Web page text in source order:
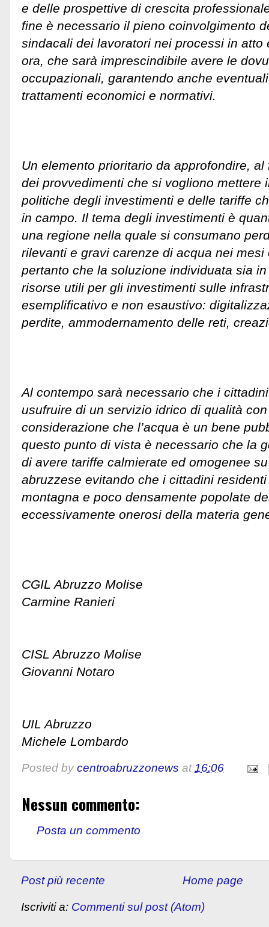
e delle prospettive di crescita
fine è necessario il pieno coinvolgimento
sindacali dei lavoratori nei processi in atto
ora, che sarà imprescindibile avere le
occupazionali, garantendo anche
trattamenti economici e normativi.
Un elemento prioritario da approfondire,
dei provvedimenti che si vogliono mettere
politiche degli investimenti e delle tariffe
in campo. Il tema degli investimenti è
una regione nella quale si consumano
rilevanti e gravi carenze di acqua nei mesi
pertanto che la soluzione individuata sia
risorse utili per gli investimenti sulle
esemplificativo e non esaustivo:
perdite, ammodernamento delle reti,
Al contempo sarà necessario che i
usufruire di un servizio idrico di qualità
considerazione che l’acqua è un bene
questo punto di vista è necessario che la
di avere tariffe calmierate ed omogenee
abruzzese evitando che i cittadini
montagna e poco densamente popolate
eccessivamente onerosi della materia
CGIL Abruzzo Molise
Carmine Ranieri
CISL Abruzzo Molise
Giovanni Notaro
UIL Abruzzo
Michele Lombardo
Posted by centroabruzzonews at16:06
Nessun commento:
Posta un commento
Post più recente Home page
Iscriviti a: Commenti sul post (Atom)